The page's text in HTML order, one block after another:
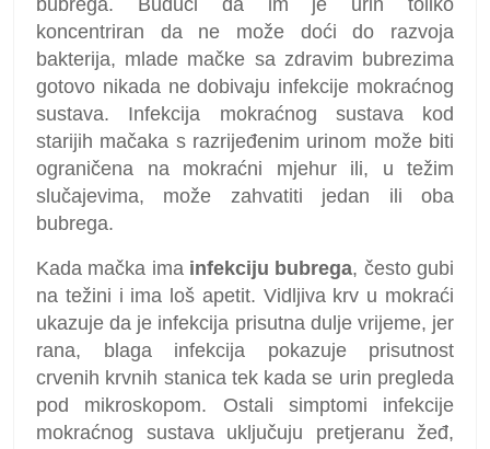
koncentriran da ne može doći do razvoja
bakterija, mlade mačke sa zdravim bubrezima
gotovo nikada ne dobivaju infekcije mokraćnog
sustava. Infekcija mokraćnog sustava kod
starijih mačaka s razrijeđenim urinom može biti
ograničena na mokraćni mjehur ili, u težim
slučajevima, može zahvatiti jedan ili oba
bubrega.
Kada mačka ima infekciju bubrega, često gubi
na težini i ima loš apetit. Vidljiva krv u mokraći
ukazuje da je infekcija prisutna dulje vrijeme, jer
rana, blaga infekcija pokazuje prisutnost
crvenih krvnih stanica tek kada se urin pregleda
pod mikroskopom. Ostali simptomi infekcije
mokraćnog sustava uključuju pretjeranu žeđ,